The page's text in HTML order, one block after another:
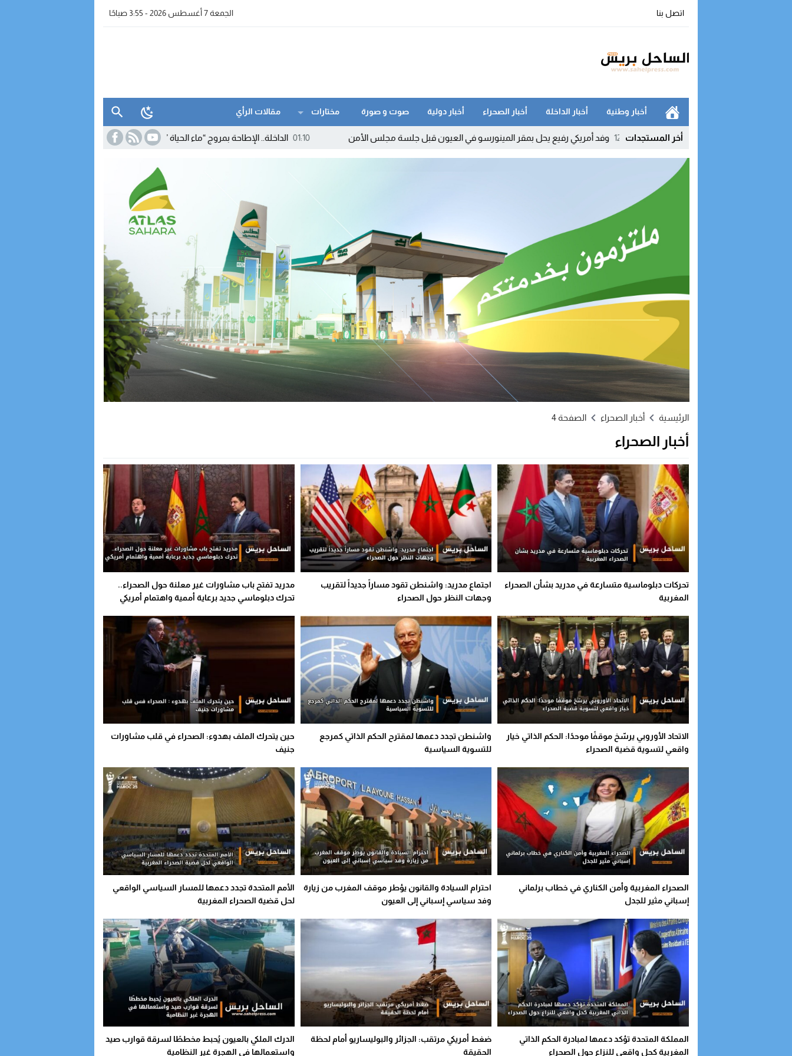
اتصل بنا الجمعة 7 أغسطس 2026 - 3:55 صباحًا
أخبار وطنية أخبار الداخلة أخبار الصحراء أخبار دولية صوت و صورة مختارات مقالات الرأي
أخر المستجدات 01:10 الداخلة.. الإطاحة بمروج “ماء الحياة ” وحجز معدات للتقطير 19:39 برنامج شتوي غير مسبوق 12:03 وفد أمريكي رفيع يحل بمقر المينورسو في العيون قبل جلسة مجلس الأمن
الرئيسية أخبار الصحراء الصفحة 4
أخبار الصحراء
تحركات دبلوماسية متسارعة في مدريد بشأن الصحراء
المغربية
اجتماع مدريد: واشنطن تقود مساراً جديداً لتقريب
وجهات النظر حول الصحراء
مدريد تفتح باب مشاورات غير معلنة حول الصحراء..
تحرك دبلوماسي جديد برعاية أممية واهتمام أمريكي
الاتحاد الأوروبي يرسّخ موقفًا موحدًا: الحكم الذاتي خيار
واقعي لتسوية قضية الصحراء
واشنطن تجدد دعمها لمقترح الحكم الذاتي كمرجع
للتسوية السياسية
حين يتحرك الملف بهدوء: الصحراء في قلب مشاورات
جنيف
الصحراء المغربية وأمن الكناري في خطاب برلماني
إسباني مثير للجدل
احترام السيادة والقانون يؤطر موقف المغرب من زيارة
وفد سياسي إسباني إلى العيون
الأمم المتحدة تجدد دعمها للمسار السياسي الواقعي
لحل قضية الصحراء المغربية
المملكة المتحدة تؤكد دعمها لمبادرة الحكم الذاتي
المغربية كحل واقعي للنزاع حول الصحراء
ضغط أمريكي مرتقب: الجزائر والبوليساريو أمام لحظة
الحقيقة
الدرك الملكي بالعيون يُحبط مخططًا لسرقة قوارب صيد
واستعمالها في الهجرة غير النظامية